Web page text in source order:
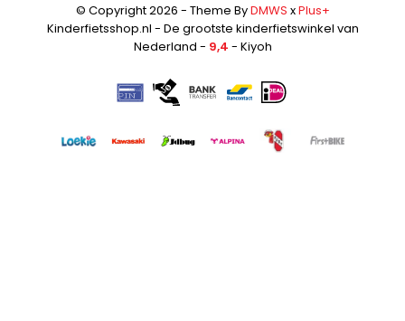
© Copyright 2026 - Theme ByDMWS xPlus+
Kinderfietsshop.nl - De grootste kinderfietswinkel van
Nederland - 9,4 - Kiyoh